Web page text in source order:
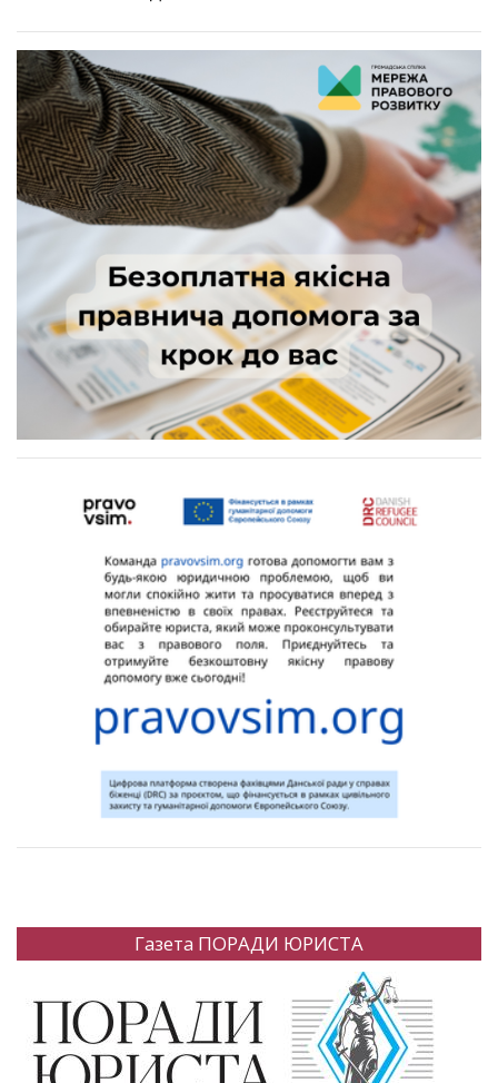
Газета ПОРАДИ ЮРИСТА